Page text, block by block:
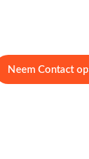
Neem Contact op